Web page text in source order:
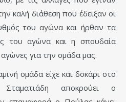
καλή διάθεση που έδειξαν οι
του αγώνα και ήρθαν τα
του αγώνα και η σπουδαία
για την ομάδα μας.
ομάδα είχε και δοκάρι στο
αποκρούει ο